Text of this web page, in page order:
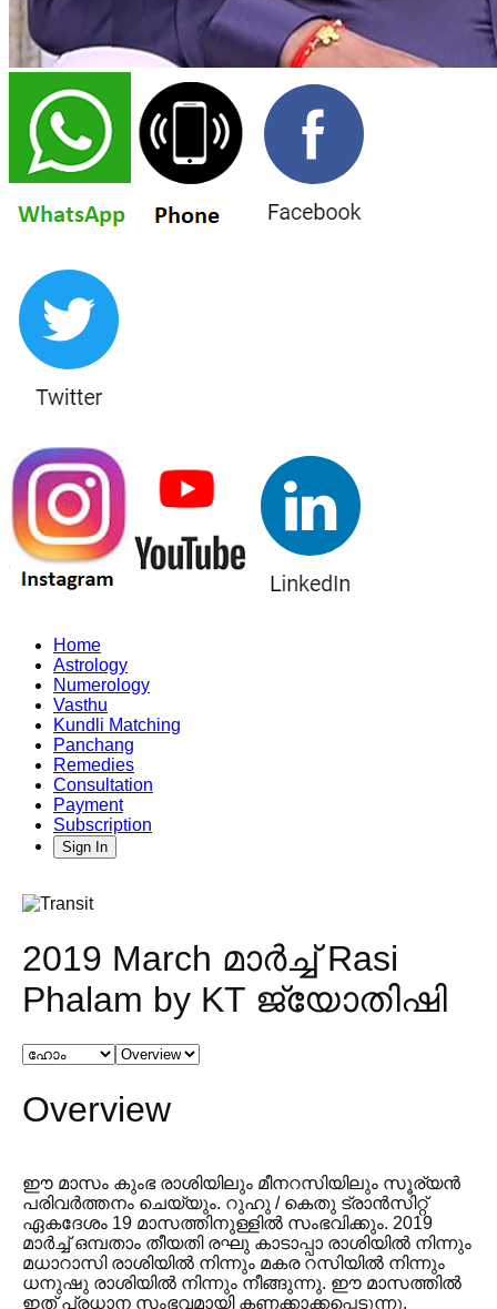
Home
Astrology
Numerology
Vasthu
Kundli Matching
Panchang
Remedies
Consultation
Payment
Subscription
Sign In
2019 March മാർച്ച് Rasi
Phalam by KT ജ്യോതിഷി
Overview
ഈ മാസം കുംഭ രാശിയിലും മീനറസിയിലും സൂര്യൻ
പരിവർത്തനം ചെയ്യും. റുഹു / കെതു ട്രാൻസിറ്റ്
ഏകദേശം 19 മാസത്തിനുള്ളിൽ സംഭവിക്കും. 2019
മാർച്ച് ഒമ്പതാം തീയതി രഘു കാടാപ്പാ രാശിയിൽ നിന്നും
മധാറാസി രാശിയിൽ നിന്നും മകര റസിയിൽ നിന്നും
ധനുഷു രാശിയിൽ നിന്നും നീങ്ങുന്നു. ഈ മാസത്തിൽ
ഇത് പ്രധാന സംഭവമായി കണക്കാക്കപ്പെടുന്നു.